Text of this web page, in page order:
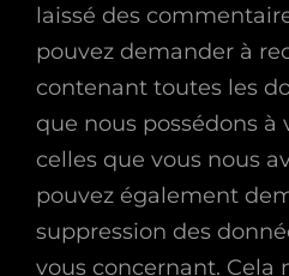
laissé des
pouvez demander à
contenant toutes les
que nous possédons
celles que vous nous
pouvez également
suppression des
vous concernant. Cela